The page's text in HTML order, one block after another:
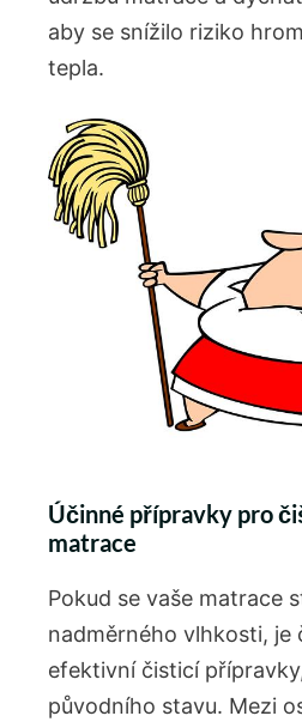
aby se snížilo riziko
tepla.
Účinné přípravky pro
matrace
Pokud se vaše matrace
nadměrného vlhkosti, je
efektivní čisticí
původního stavu. Mezi